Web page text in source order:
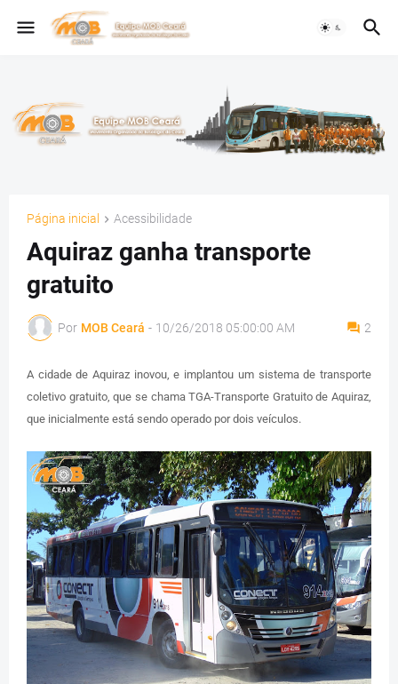
Página inicial Acessibilidade
Aquiraz ganha transporte
gratuito
Por MOB Ceará - 10/26/2018 05:00:00 AM 2
A cidade de Aquiraz inovou, e implantou um sistema de transporte
coletivo gratuito, que se chama TGA-Transporte Gratuito de Aquiraz,
que inicialmente está sendo operado por dois veículos.